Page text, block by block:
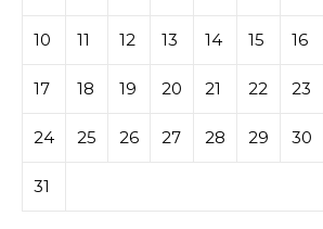
10 11 12 13 14 15 16
17 18 19 20 21 22 23
24 25 26 27 28 29 30
31